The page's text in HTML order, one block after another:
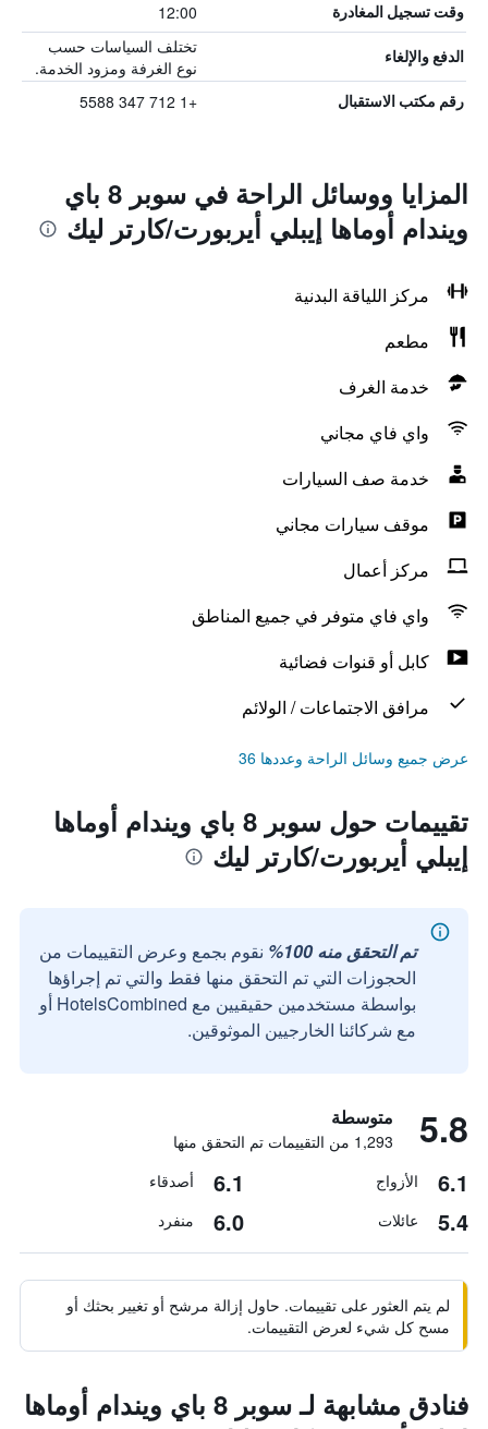
وقت تسجيل المغادرة 12:00
الدفع والإلغاء
تختلف السياسات حسب
نوع الغرفة ومزود الخدمة.
رقم مكتب الاستقبال +1 712 347 5588
المزايا ووسائل الراحة في سوبر 8 باي
ويندام أوماها إيبلي أيربورت/كارتر ليك
مركز اللياقة البدنية
مطعم
خدمة الغرف
واي فاي مجاني
خدمة صف السيارات
موقف سيارات مجاني
مركز أعمال
واي فاي متوفر في جميع المناطق
كابل أو قنوات فضائية
مرافق الاجتماعات / الولائم
عرض جميع وسائل الراحة وعددها 36
تقييمات حول سوبر 8 باي ويندام أوماها
إيبلي أيربورت/كارتر ليك
تم التحقق منه 100%
نقوم بجمع وعرض التقييمات من
الحجوزات التي تم التحقق منها فقط والتي تم إجراؤها
بواسطة مستخدمين حقيقيين مع HotelsCombined أو
مع شركائنا الخارجيين الموثوقين.
5.8 متوسطة
1,293 من التقييمات تم التحقق منها
6.1 الأزواج 6.1 أصدقاء
5.4 عائلات 6.0 منفرد
لم يتم العثور على تقييمات. حاول إزالة مرشح أو تغيير بحثك أو
مسح كل شيء لعرض التقييمات.
فنادق مشابهة لـ سوبر 8 باي ويندام أوماها